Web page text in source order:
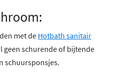
met de Hotbath sanitair
geen schurende of bijtende
schuursponsjes.